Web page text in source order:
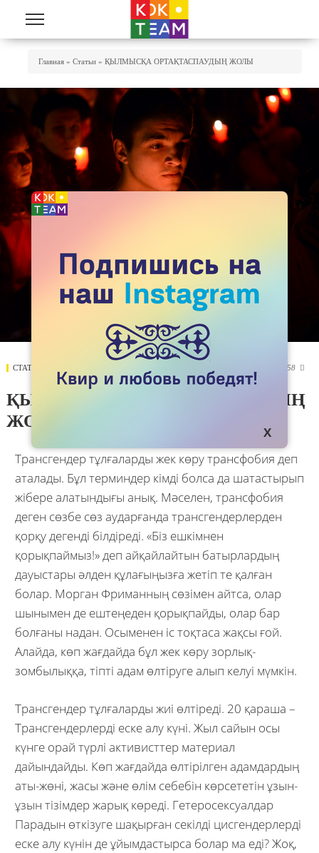
Перейти к основному содержанию
Главная » Статьи » ҚЫЛМЫСҚА ОРТАҚТАСПАУДЫҢ ЖОЛЫ
СТАТЬИ 3958 
ҚЫЛМЫСҚА ОРТАҚТАСПАУДЫҢ
ЖОЛЫ
Трансгендер тұлғаларды жек көру трансфобия деп
аталады. Бұл терминдер кімді болса да шатастырып
жібере алатындығы анық. Мәселен, трансфобия
деген сөзбе сөз аударғанда трансгендерлерден
қорқу дегенді білдіреді. «Біз ешкімнен
қорықпаймыз!» деп айқайлайтын батырлардың
дауыстары әлден құлағыңызға жетіп те қалған
болар. Морган Фриманның сөзімен айтса, олар
шынымен де ештеңеден қорықпайды, олар бар
болғаны надан. Осыменен іс тоқтаса жақсы ғой.
Алайда, көп жағдайда бұл жек көру зорлық-
зомбылыққа, тіпті адам өлтіруге алып келуі мүмкін.
Трансгендер тұлғаларды жиі өлтіреді. 20 қараша –
Трансгендерлерді еске алу күні. Жыл сайын осы
күнге орай түрлі активисттер материал
дайындайды. Көп жағдайда өлтірілген адамдардың
аты-жөні, жасы және өлім себебін көрсететін ұзын-
ұзын тізімдер жарық көреді. Гетеросексуалдар
Парадын өткізуге шақырған секілді цисгендерлерді
еске алу күнін де ұйымдастырса болар ма еді? Жоқ,